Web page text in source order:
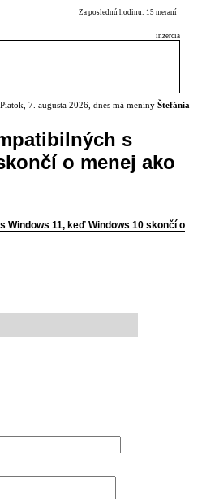
Za poslednú hodinu: 15 meraní
inzercia
Piatok, 7. augusta 2026, dnes má meniny Štefánia
s
o menej ako
Windows 11, keď Windows 10 skončí o